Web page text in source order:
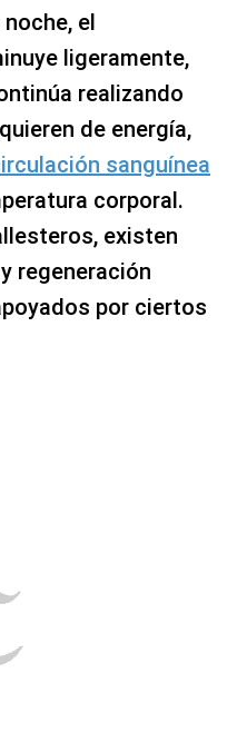
el
ligeramente,
realizando
de energía,
sanguínea
corporal.
existen
regeneración
por ciertos